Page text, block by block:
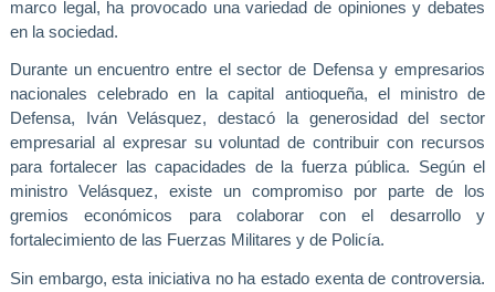
marco legal, ha provocado una variedad de opiniones y debates
en la sociedad.
Durante un encuentro entre el sector de Defensa y empresarios
nacionales celebrado en la capital antioqueña, el ministro de
Defensa, Iván Velásquez, destacó la generosidad del sector
empresarial al expresar su voluntad de contribuir con recursos
para fortalecer las capacidades de la fuerza pública. Según el
ministro Velásquez, existe un compromiso por parte de los
gremios económicos para colaborar con el desarrollo y
fortalecimiento de las Fuerzas Militares y de Policía.
Sin embargo, esta iniciativa no ha estado exenta de controversia.